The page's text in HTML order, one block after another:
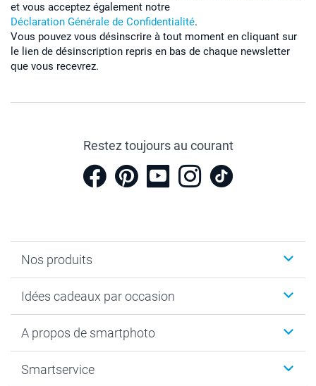
et vous acceptez également notre
Déclaration Générale de Confidentialité.
Vous pouvez vous désinscrire à tout moment en cliquant sur
le lien de désinscription repris en bas de chaque newsletter
que vous recevrez.
Restez toujours au courant
Nos produits
Calendrier photo & Agenda photo
Tirage photo & agrandissement
Faire-part & Cartes
Idées cadeaux par occasion
Anniversaire
Naissance & baptême
A propos de smartphoto
Plan du site
Smartservice